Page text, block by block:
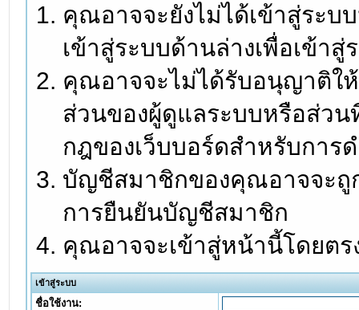
คุณอาจจะยังไม่ได้เข้าสู่ระบ
เข้าสู่ระบบด้านล่างเพื่อเข้า
คุณอาจจะไม่ได้รับอนุญาติใ
ส่วนของผู้ดูแลระบบหรือส่ว
กฎของเว็บบอร์ดสำหรับการ
บัญชีสมาชิกของคุณอาจจะถู
การยืนยันบัญชีสมาชิก
คุณอาจจะเข้าสู่หน้านี้โดยต
เข้าสู่ระบบ
ชื่อใช้งาน: